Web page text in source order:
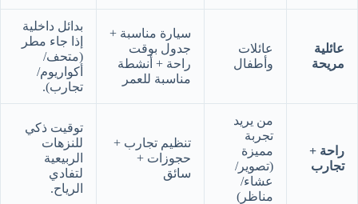
عائلية
مريحة
عائلات
وأطفال
سيارة مناسبة +
جدول بوقت
راحة + أنشطة
مناسبة للعمر
بدائل داخلية
إذا جاء مطر
(متحف/
أكواريوم/
تجارب).
راحة +
تجارب
من يريد
تجربة
مميزة
(تصوير/
عشاء/
مناظر)
تنظيم تجارب +
حجوزات +
سائق
توقيت ذكي
للنزهات
الربيعية
لتفادي
الرياح.